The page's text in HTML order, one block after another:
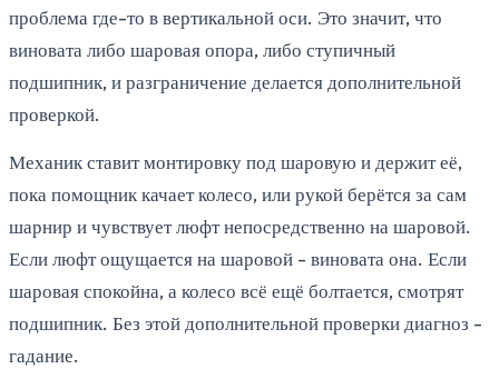
проблема где-то в вертикальной оси. Это значит, что
виновата либо шаровая опора, либо ступичный
подшипник, и разграничение делается дополнительной
проверкой.
Механик ставит монтировку под шаровую и держит её,
пока помощник качает колесо, или рукой берётся за сам
шарнир и чувствует люфт непосредственно на шаровой.
Если люфт ощущается на шаровой - виновата она. Если
шаровая спокойна, а колесо всё ещё болтается, смотрят
подшипник. Без этой дополнительной проверки диагноз -
гадание.